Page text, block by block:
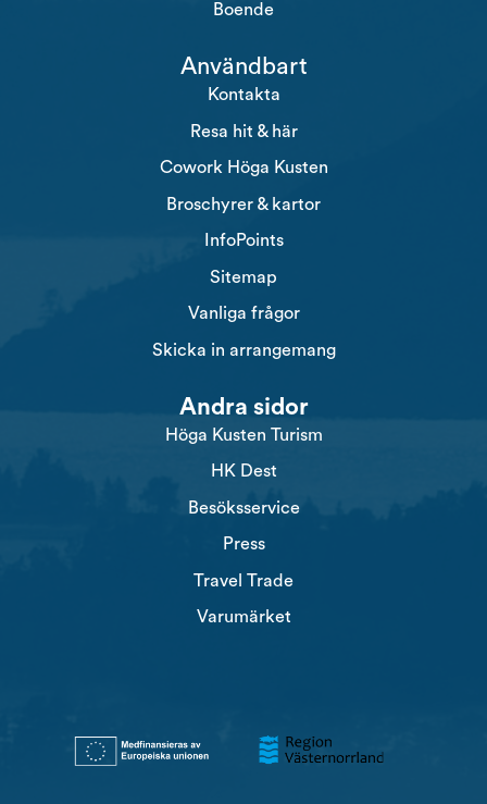
Boende
Användbart
Kontakta
Resa hit & här
Cowork Höga Kusten
Broschyrer & kartor
InfoPoints
Sitemap
Vanliga frågor
Skicka in arrangemang
Andra sidor
Höga Kusten Turism
HK Dest
Besöksservice
Press
Travel Trade
Varumärket